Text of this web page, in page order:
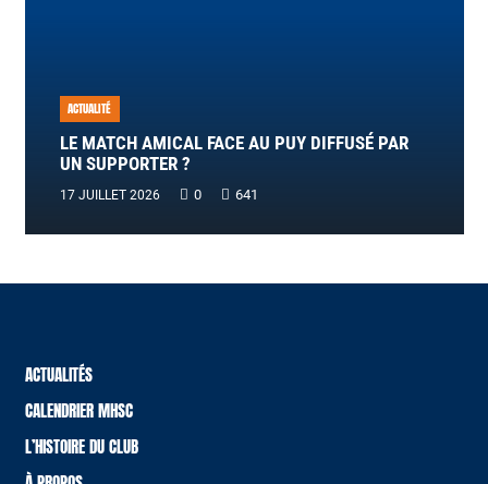
ACTUALITÉ
LE MATCH AMICAL FACE AU PUY DIFFUSÉ PAR
UN SUPPORTER ?
17 JUILLET 2026 0 641
ACTUALITÉS
CALENDRIER MHSC
L’HISTOIRE DU CLUB